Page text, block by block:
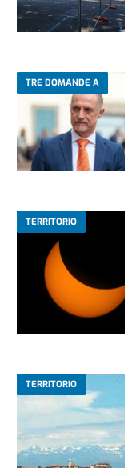
TRE DOMANDE A
TERRITORIO
TERRITORIO